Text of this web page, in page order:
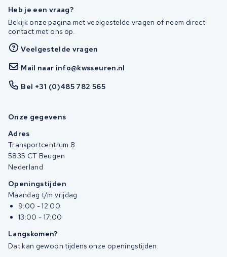
Heb je een vraag?
Bekijk onze pagina met veelgestelde vragen of neem direct
contact met ons op.
Veelgestelde vragen
Mail naar info@kwsseuren.nl
Bel +31 (0)485 782 565
Onze gegevens
Adres
Transportcentrum 8
5835 CT Beugen
Nederland
Openingstijden
Maandag t/m vrijdag
9:00 - 12:00
13:00 - 17:00
Langskomen?
Dat kan gewoon tijdens onze openingstijden.